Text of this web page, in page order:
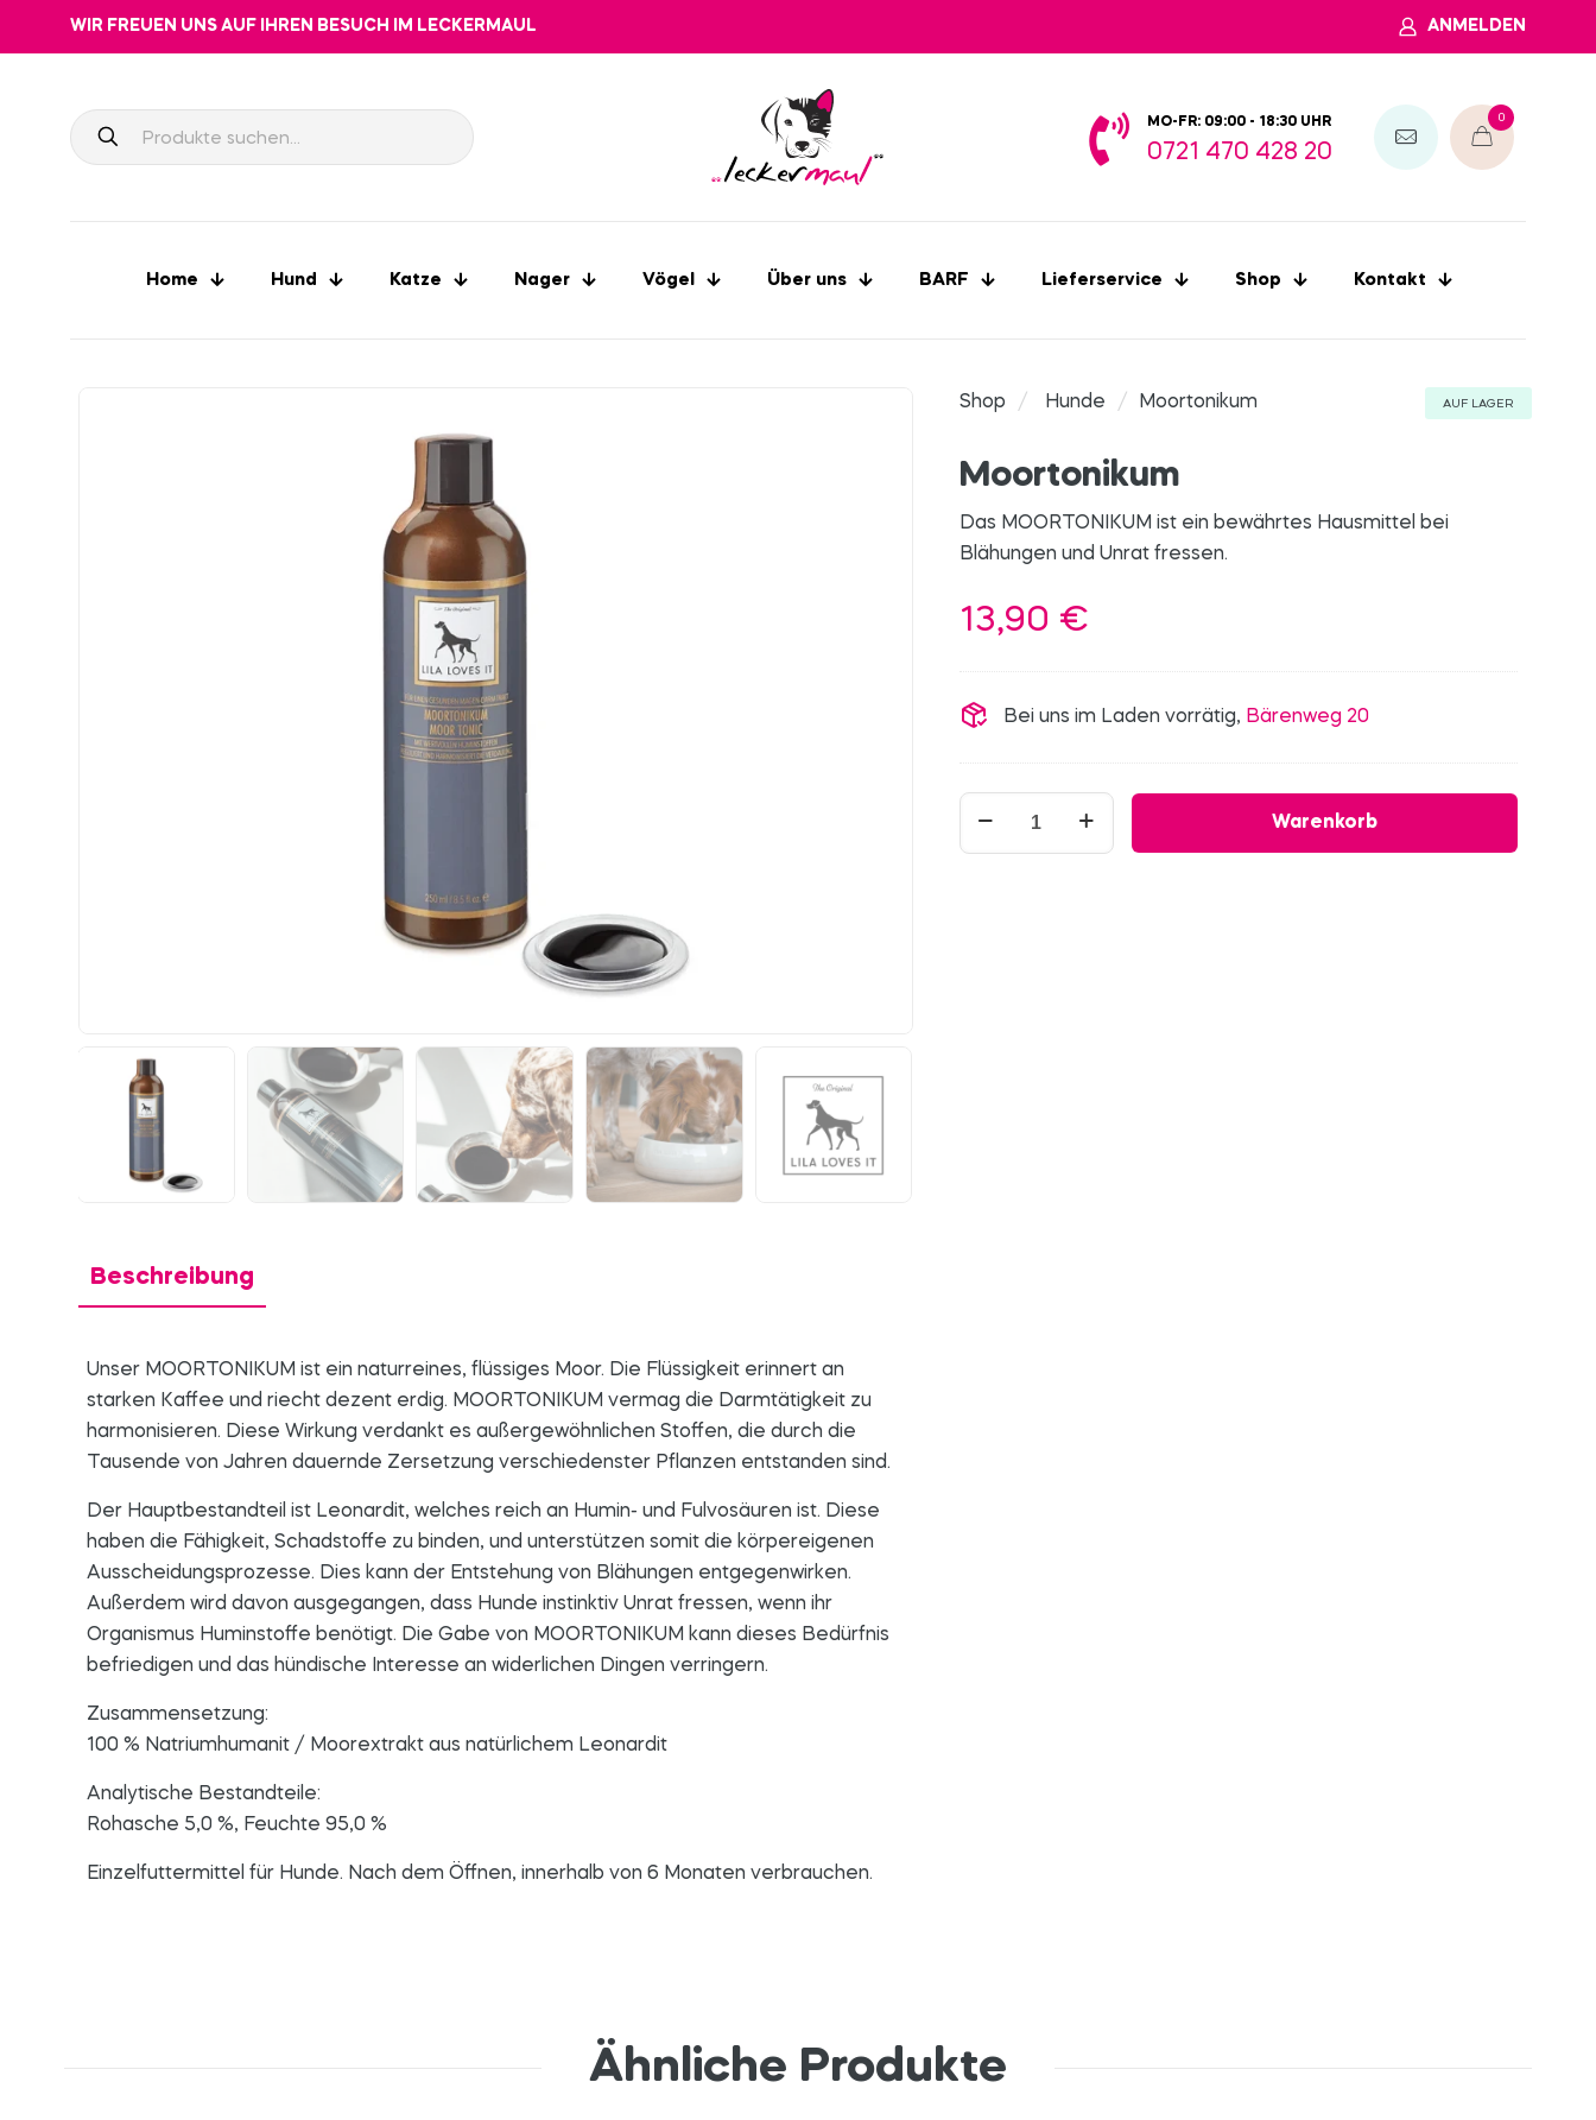
WIR FREUEN UNS AUF IHREN BESUCH IM LECKERMAUL ANMELDEN
MO-FR: 09:00 - 18:30 UHR
0721 470 428 20
0
Home Hund Katze Nager Vögel Über uns BARF Lieferservice Shop Kontakt
Beschreibung
Unser MOORTONIKUM ist ein naturreines, flüssiges Moor. Die Flüssigkeit erinnert an
starken Kaffee und riecht dezent erdig. MOORTONIKUM vermag die Darmtätigkeit zu
harmonisieren. Diese Wirkung verdankt es außergewöhnlichen Stoffen, die durch die
Tausende von Jahren dauernde Zersetzung verschiedenster Pflanzen entstanden sind.
Der Hauptbestandteil ist Leonardit, welches reich an Humin- und Fulvosäuren ist. Diese
haben die Fähigkeit, Schadstoffe zu binden, und unterstützen somit die körpereigenen
Ausscheidungsprozesse. Dies kann der Entstehung von Blähungen entgegenwirken.
Außerdem wird davon ausgegangen, dass Hunde instinktiv Unrat fressen, wenn ihr
Organismus Huminstoffe benötigt. Die Gabe von MOORTONIKUM kann dieses Bedürfnis
befriedigen und das hündische Interesse an widerlichen Dingen verringern.
Zusammensetzung:
100 % Natriumhumanit / Moorextrakt aus natürlichem Leonardit
Analytische Bestandteile:
Rohasche 5,0 %, Feuchte 95,0 %
Einzelfuttermittel für Hunde. Nach dem Öffnen, innerhalb von 6 Monaten verbrauchen.
Shop / Hunde / Moortonikum AUF LAGER
Moortonikum
Das MOORTONIKUM ist ein bewährtes Hausmittel bei
Blähungen und Unrat fressen.
13,90 €
Bei uns im Laden vorrätig, Bärenweg 20
Warenkorb
Ähnliche Produkte